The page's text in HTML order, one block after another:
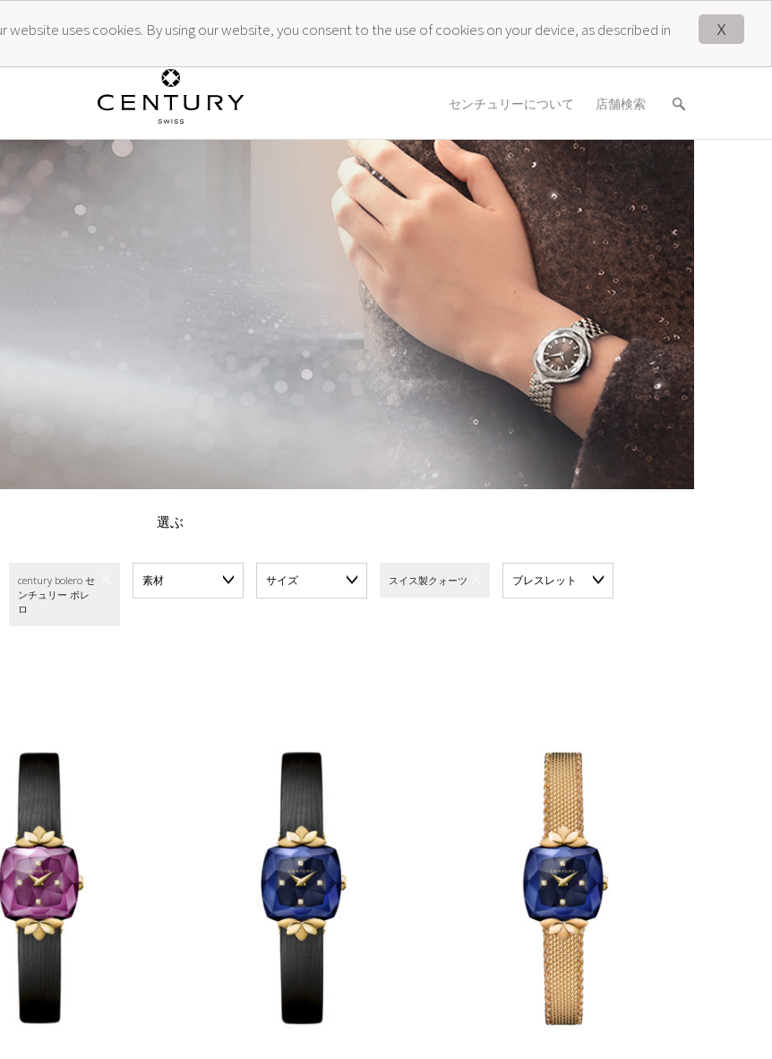
X
uses cookies. By using our website, you consent to the use of cookies on your device, as described in
センチュリーについて 店舗検索
選ぶ
century bolero セ
ンチュリー ボレ
ロ
素材 サイズ スイス製クォーツ ブレスレット